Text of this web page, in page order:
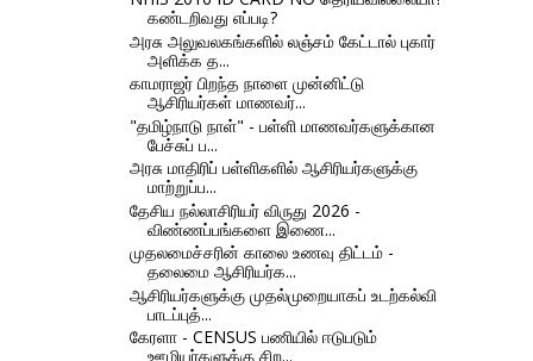
கண்டறிவது எப்படி?
அரசு அலுவலகங்களில் லஞ்சம் கேட்டால் புகார்
அளிக்க த...
காமராஜர் பிறந்த நாளை முன்னிட்டு
ஆசிரியர்கள் மாணவர்...
"தமிழ்நாடு நாள்" - பள்ளி மாணவர்களுக்கான
பேச்சுப் ப...
அரசு மாதிரிப் பள்ளிகளில் ஆசிரியர்களுக்கு
மாற்றுப்ப...
தேசிய நல்லாசிரியர் விருது 2026 -
விண்ணப்பங்களை இணை...
முதலமைச்சரின் காலை உணவு திட்டம் -
தலைமை ஆசிரியர்க...
ஆசிரியர்களுக்கு முதல்முறையாகப் உடற்கல்வி
பாடப்புத்...
கேரளா - CENSUS பணியில் ஈடுபடும்
ஊழியர்களுக்கு சிற...